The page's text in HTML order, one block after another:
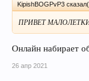
KipishBOGPvP3
ПРИВЕТ
Онлайн набирает
26 апр 2021